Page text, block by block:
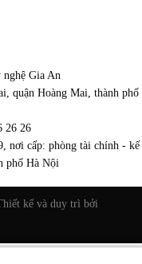
Gia An
quận Hoàng Mai, thành phố
26 26
nơi cấp: phòng tài chính - kế
phố Hà Nội
kế và duy trì bởi